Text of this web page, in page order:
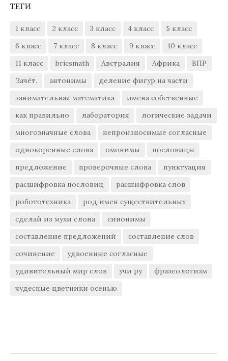
ТЕГИ
1 класс 2 класс 3 класс 4 класс
5 класс
6 класс
7 класс 8 класс 9 класс
10 класс
11 класс
bricsmath Австралия Африка
ВПР
Зачёт.
антонимы
деление фигур на части
занимательная математика
имена собственные
как правильно
лаборатория
логические задачи
многозначные слова
непроизносимые согласные
однокоренные слова
омонимы
пословицы
предложение
проверочные слова
пунктуация
расшифровка пословиц
расшифровка слов
робототехника
род имен существительных
сделай из мухи слона
синонимы
составление предложений
составление слов
сочинение
удвоенные согласные
удивительный мир слов
учи ру
фразеологизм
чудесные цветники осенью